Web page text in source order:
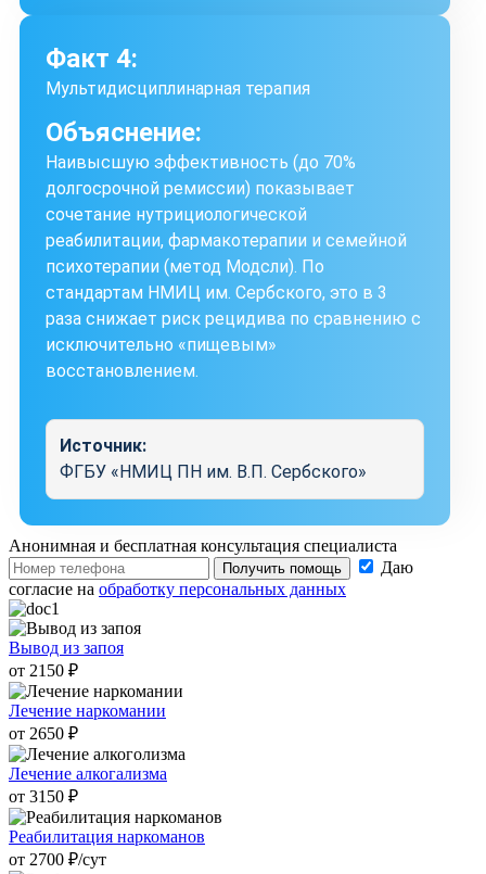
Факт 4:
Мультидисциплинарная терапия
Объяснение:
Наивысшую эффективность (до 70%
долгосрочной ремиссии) показывает
сочетание нутрициологической
реабилитации, фармакотерапии и семейной
психотерапии (метод Модсли). По
стандартам НМИЦ им. Сербского, это в 3
раза снижает риск рецидива по сравнению с
исключительно «пищевым»
восстановлением.
Источник:
ФГБУ «НМИЦ ПН им. В.П. Сербского»
Анонимная и бесплатная консультация специалиста
Получить помощь
Даю
согласие на обработку персональных данных
Вывод из запоя
от 2150 ₽
Лечение наркомании
от 2650 ₽
Лечение алкогализма
от 3150 ₽
Реабилитация наркоманов
от 2700 ₽/cут